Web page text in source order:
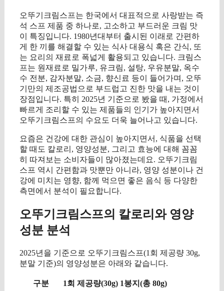
오뚜기크림스프는 한국에서 대표적으로 사랑받는 즉
석 스프 제품 중 하나로, 고소하고 부드러운 크림 맛
이 특징입니다. 1980년대부터 출시된 이래로 간편하
게 한 끼를 해결할 수 있는 식사 대용식 혹은 간식, 또
는 요리의 재료로 폭넓게 활용되고 있습니다. 크림스
프는 원재료로 밀가루, 유크림, 설탕, 우유분말, 옥수
수 전분, 감자분말, 소금, 향신료 등이 들어가며, 오뚜
기만의 제조공법으로 부드럽고 진한 맛을 내는 것이
장점입니다. 특히 2025년 기준으로 봤을 때, 가정에서
빠르게 조리할 수 있는 제품들의 인기가 높아지면서
오뚜기크림스프의 수요도 더욱 늘어나고 있습니다.
요즘은 건강에 대한 관심이 높아지면서, 식품을 선택
할 때도 칼로리, 영양성분, 그리고 효능에 대해 꼼꼼
히 따져보는 소비자들이 많아졌는데요. 오뚜기크림
스프 역시 간편함과 맛뿐만 아니라, 영양 성분이나 건
강에 미치는 영향, 함께 먹으면 좋은 음식 등 다양한
측면에서 분석이 필요합니다.
오뚜기크림스프의 칼로리와 영양
성분 분석
2025년을 기준으로 오뚜기크림스프(1회 제공량 30g,
분말 기준)의 영양성분은 아래와 같습니다.
구분 1회 제공량(30g) 1봉지(총 80g)